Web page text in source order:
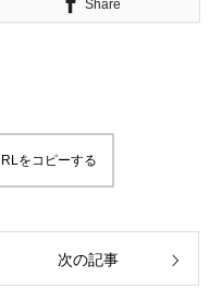
ミュニティ【北海道オ
ィア取材受付口はこちら
Share
をコピーする
次の記事